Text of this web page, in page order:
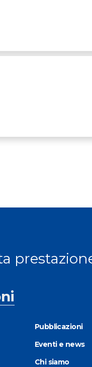
Pubblicazioni
Eventi e news
Chi siamo